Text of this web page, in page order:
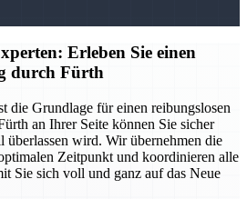
Erleben Sie einen
durch Fürth
die Grundlage für einen reibungslosen
an Ihrer Seite können Sie sicher
überlassen wird. Wir übernehmen die
Zeitpunkt und koordinieren alle
Sie sich voll und ganz auf das Neue